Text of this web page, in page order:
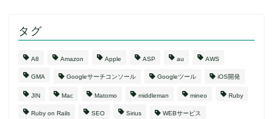
タグ
A8 Amazon Apple ASP au AWS
GMA Googleサーチコンソール Googleツール iOS開発
JIN Mac Matomo middleman mineo Ruby
Ruby on Rails SEO Sirius WEBサービス